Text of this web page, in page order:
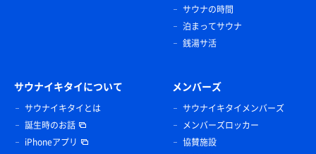
サウナの時間
泊まってサウナ
銭湯サ活
サウナイキタイについて
サウナイキタイとは
誕生時のお話
iPhoneアプリ
メンバーズ
サウナイキタイメンバーズ
メンバーズロッカー
協賛施設